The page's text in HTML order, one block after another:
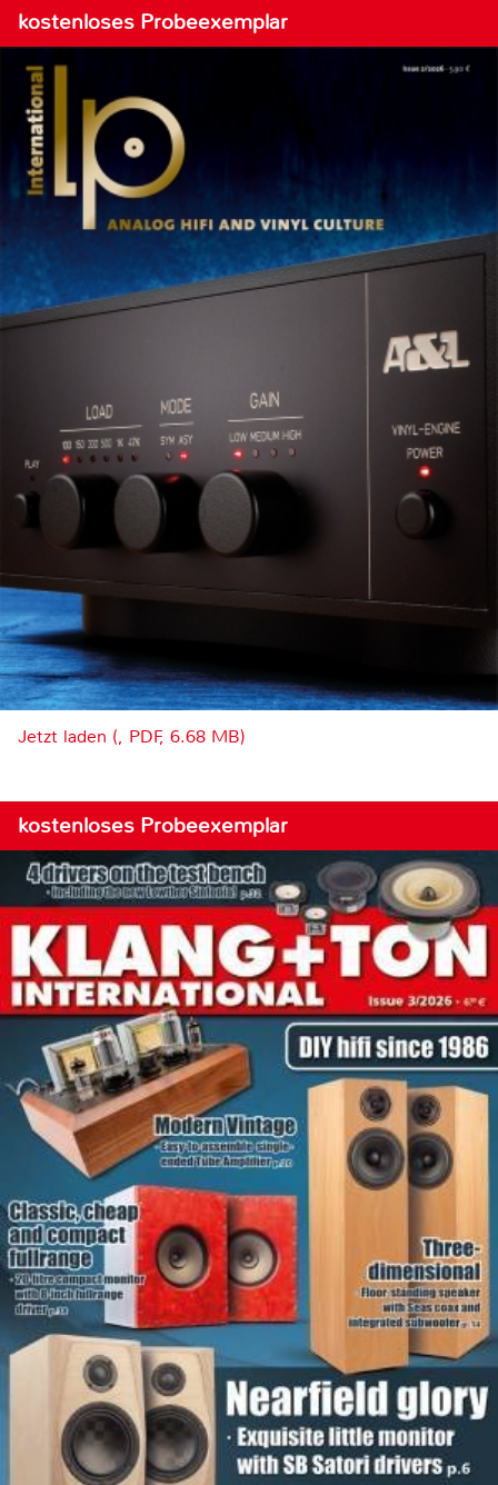
kostenloses Probeexemplar
Jetzt laden (, PDF, 6.68 MB)
kostenloses Probeexemplar